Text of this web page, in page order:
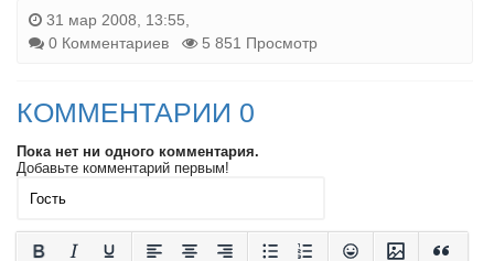
31 мар 2008, 13:55,
0 Комментариев
5 851 Просмотр
КОММЕНТАРИИ 0
Пока нет ни одного комментария.
Добавьте комментарий первым!